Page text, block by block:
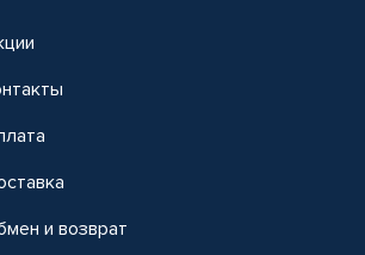
и возврат